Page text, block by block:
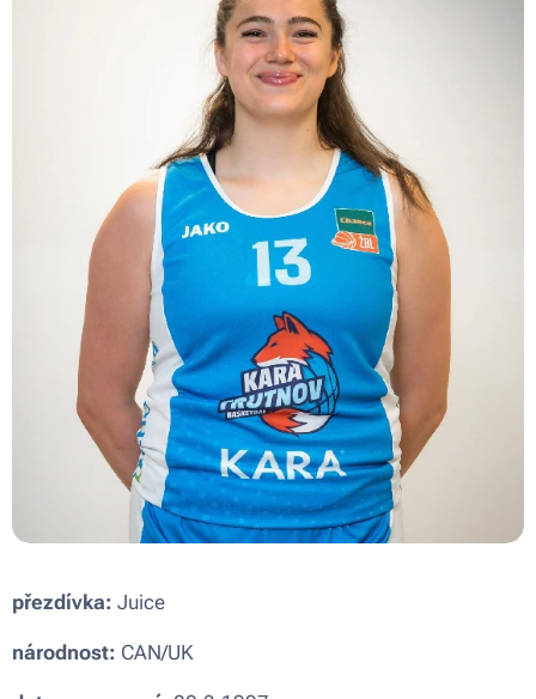
přezdívka: Juice
národnost: CAN/UK